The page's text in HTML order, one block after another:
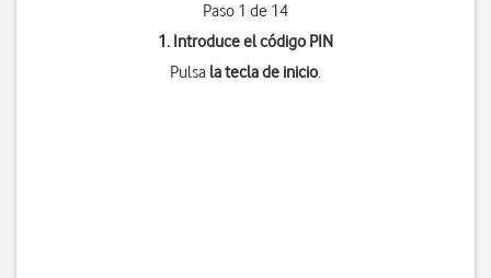
Paso 1 de 14
1. Introduce el código PIN
Pulsa la tecla de inicio.